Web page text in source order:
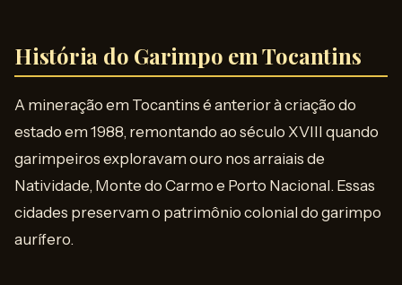
História do Garimpo em Tocantins
A mineração em Tocantins é anterior à criação do
estado em 1988, remontando ao século XVIII quando
garimpeiros exploravam ouro nos arraiais de
Natividade, Monte do Carmo e Porto Nacional. Essas
cidades preservam o patrimônio colonial do garimpo
aurífero.